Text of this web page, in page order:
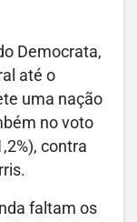
Democrata,
até o
uma nação
no voto
contra
faltam os